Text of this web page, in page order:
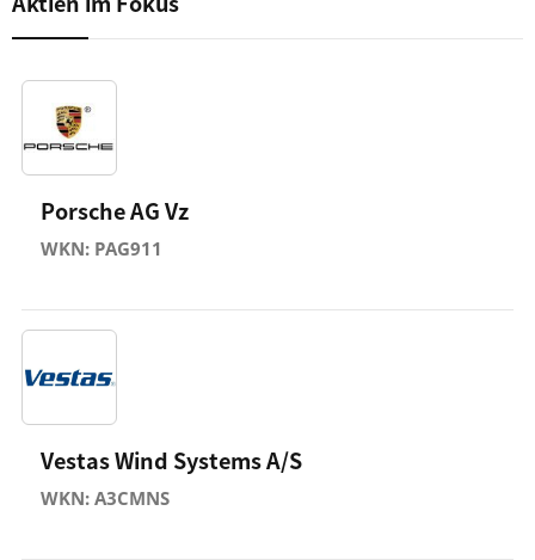
Porsche AG Vz
WKN: PAG911
Vestas Wind Systems A/S
WKN: A3CMNS